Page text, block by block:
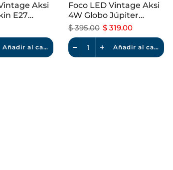
Aksi
E27
Cálida
Añadir al carrito
Foco LED Vintage Aksi
4W Globo Júpiter
Dimeable Luz Cálida
$ 395.00 $ 319.00
Añadir al carrito